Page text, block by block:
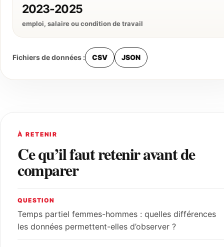
2023-2025
emploi, salaire ou condition de travail
Fichiers de données : CSV JSON
À RETENIR
Ce qu’il faut retenir avant de
comparer
QUESTION
Temps partiel femmes-hommes : quelles différences
les données permettent-elles d’observer ?